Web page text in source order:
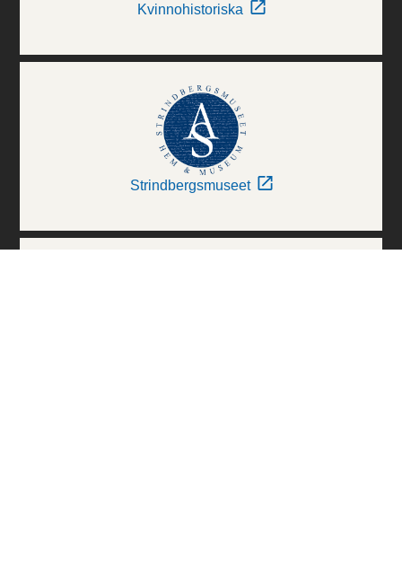
Kvinnohistoriska
Strindbergsmuseet